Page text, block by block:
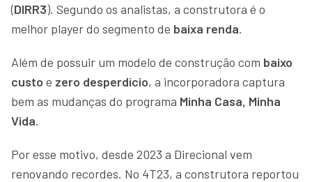
(DIRR3). Segundo os analistas, a construtora é o
melhor player do segmento de baixa renda.
Além de possuir um modelo de construção com baixo
custo e zero desperdício, a incorporadora captura
bem as mudanças do programa Minha Casa, Minha
Vida.
Por esse motivo, desde 2023 a Direcional vem
renovando recordes. No 4T23, a construtora reportou